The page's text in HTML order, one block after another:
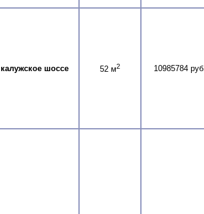
калужское шоссе 52 м2 10985784 руб.